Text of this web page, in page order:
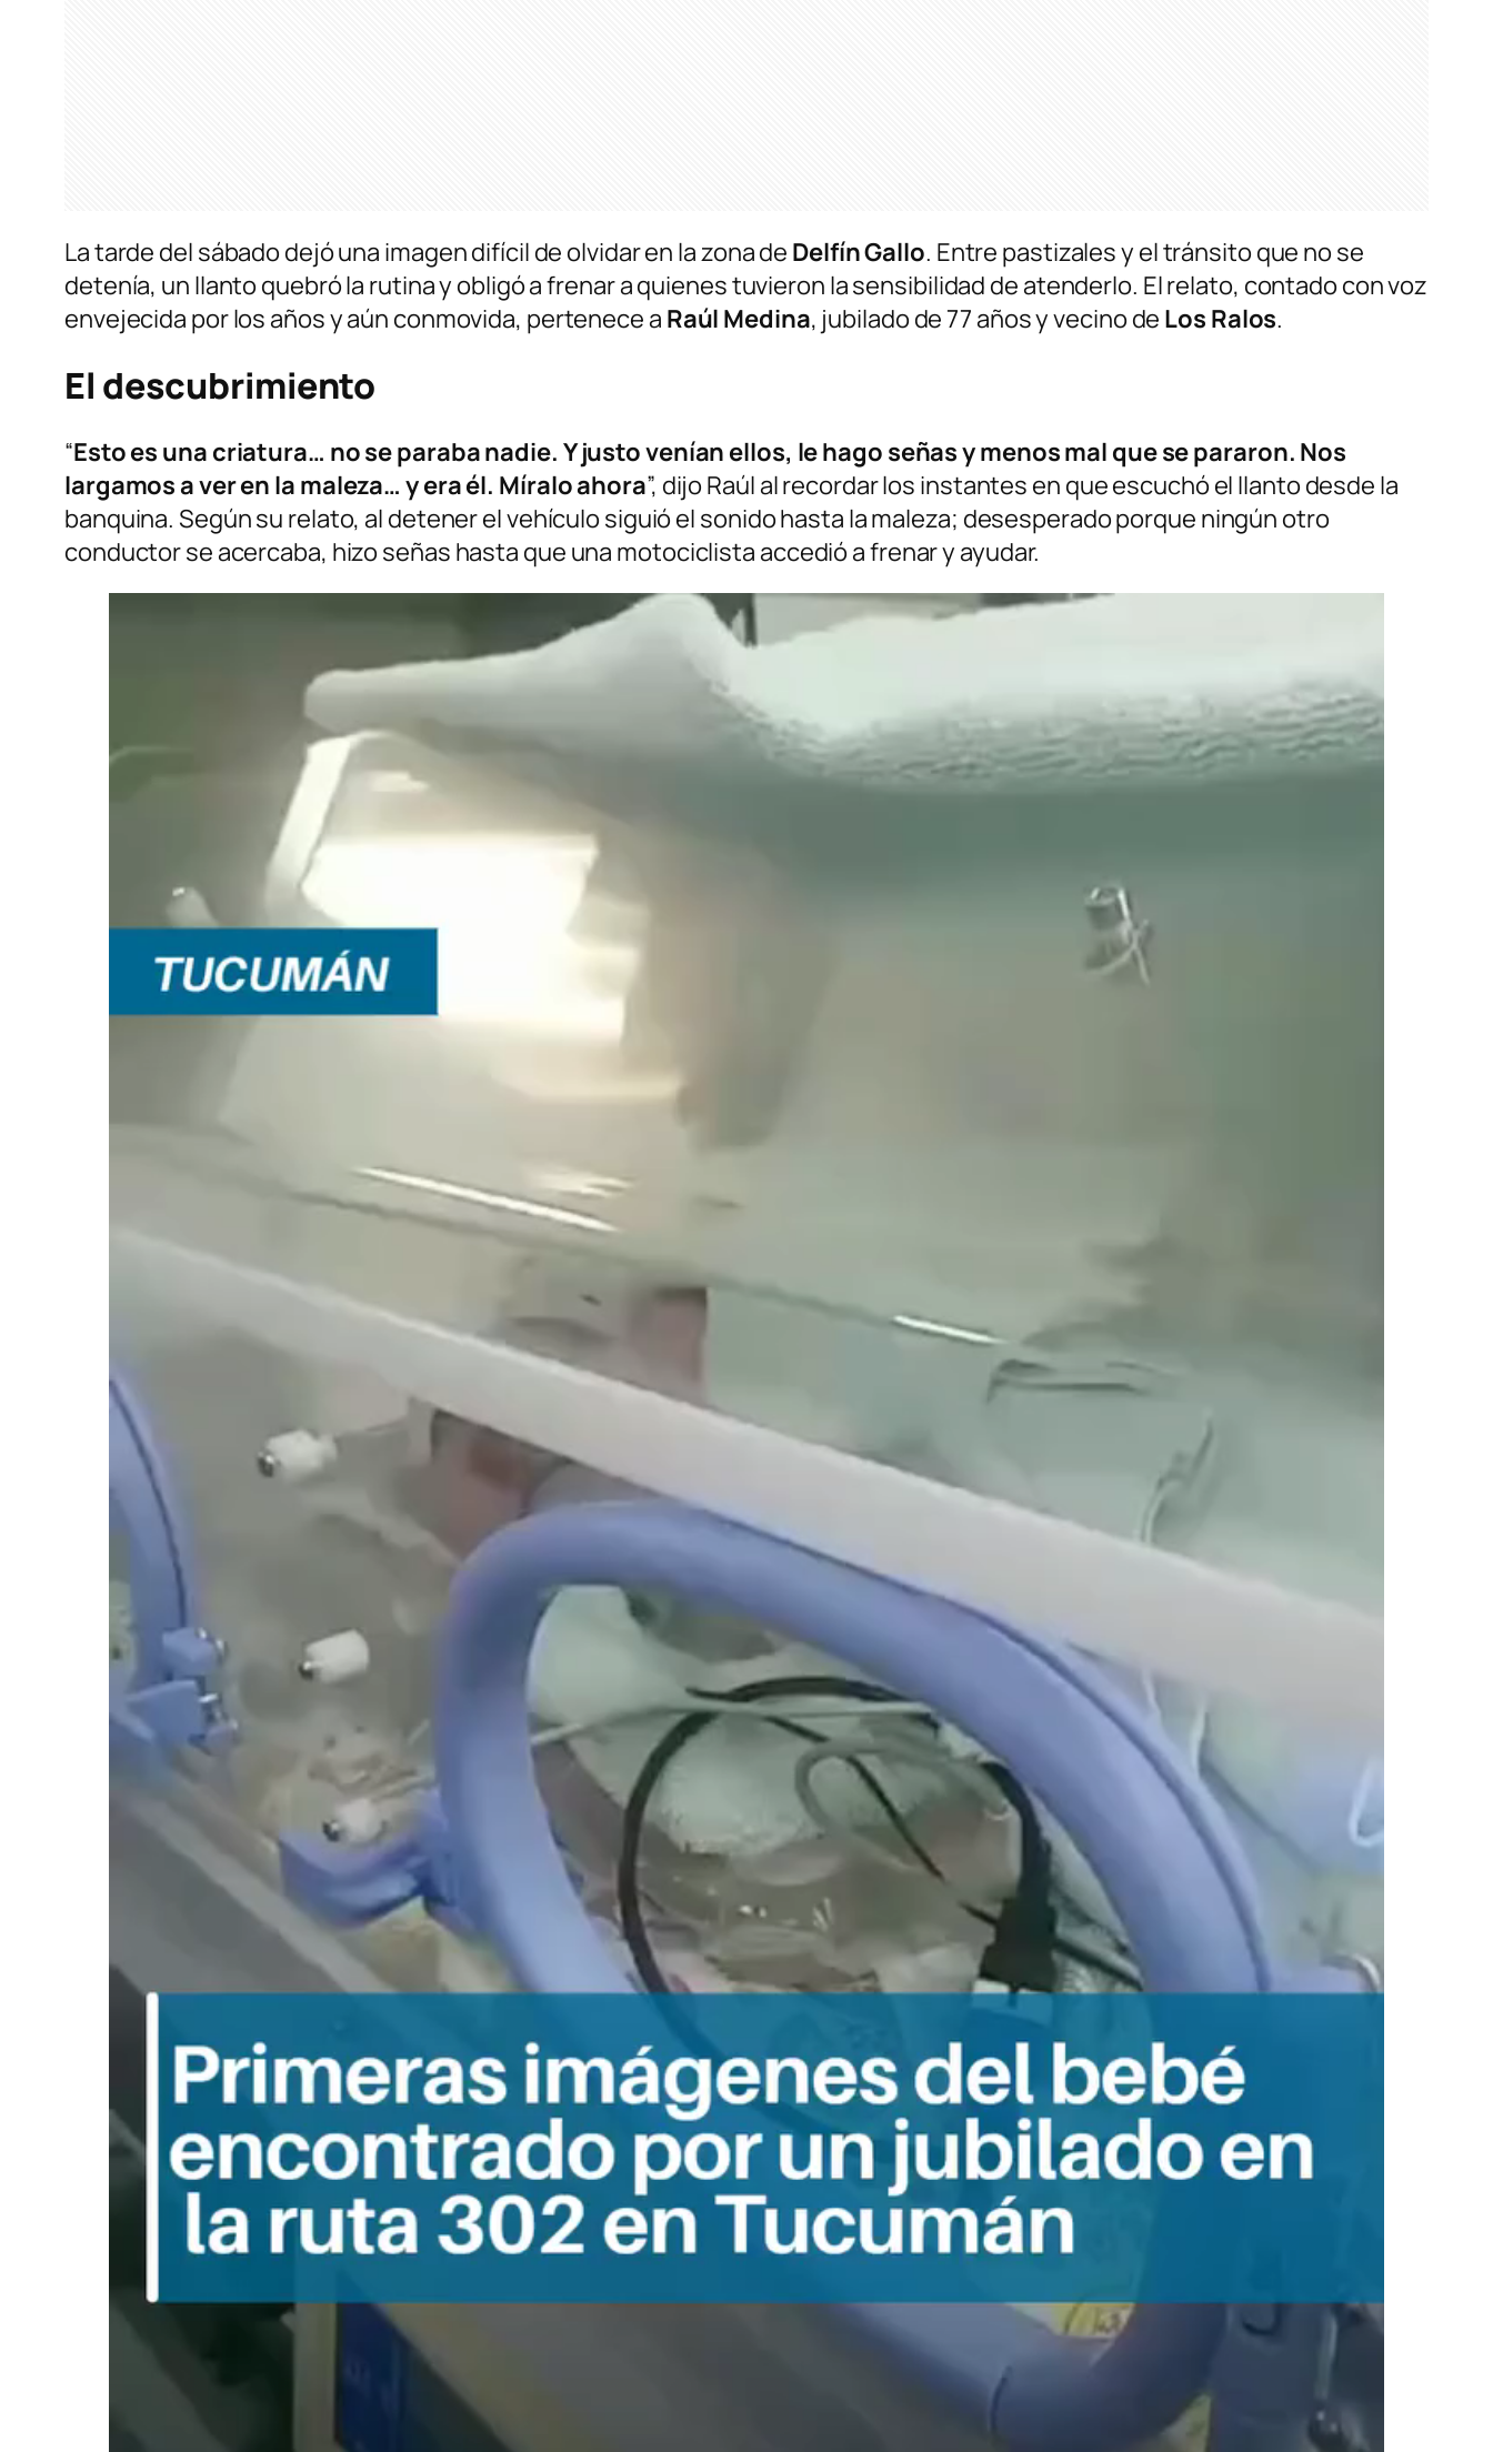
La tarde del sábado dejó una imagen difícil de olvidar en la zona de Delfín Gallo. Entre pastizales y el tránsito que no se
detenía, un llanto quebró la rutina y obligó a frenar a quienes tuvieron la sensibilidad de atenderlo. El relato, contado con voz
envejecida por los años y aún conmovida, pertenece a Raúl Medina, jubilado de 77 años y vecino de Los Ralos.
El descubrimiento
“Esto es una criatura… no se paraba nadie. Y justo venían ellos, le hago señas y menos mal que se pararon. Nos
largamos a ver en la maleza… y era él. Míralo ahora”, dijo Raúl al recordar los instantes en que escuchó el llanto desde la
banquina. Según su relato, al detener el vehículo siguió el sonido hasta la maleza; desesperado porque ningún otro
conductor se acercaba, hizo señas hasta que una motociclista accedió a frenar y ayudar.